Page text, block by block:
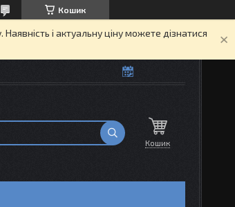
Кошик
і актуальну ціну можете дізнатися
Кошик